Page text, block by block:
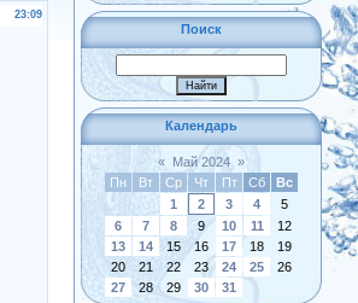
23:09
Поиск
Календарь
« Май 2024 »
Пн
Вт Ср Чт Пт Сб
Вс
1
2 3 4
5
6
7 8 9 10 11
12
13
14 15 16 17 18
19
20
21 22 23 24 25
26
27
28 29 30 31